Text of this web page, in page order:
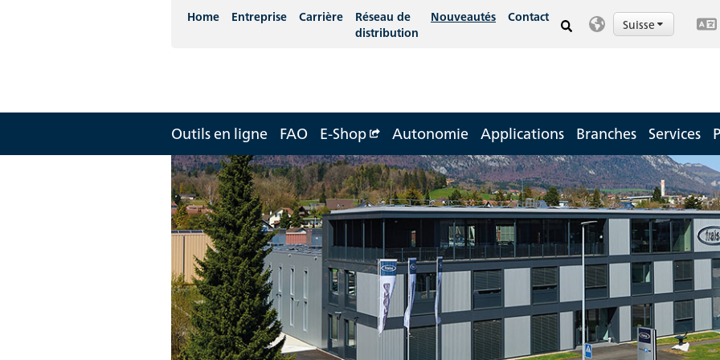
Home Entreprise Carrière
Réseau de
distribution
Nouveautés Contact Suisse
Outils en ligne FAO E-Shop Autonomie Applications Branches Services